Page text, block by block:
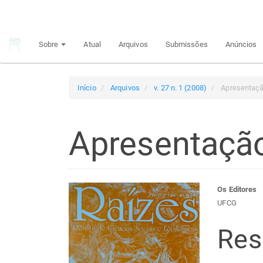
principal
Sobre Atual Arquivos Submissões Anúncios
Início Arquivos v. 27 n. 1 (2008)
Barra
lateral
de
do
Os Editores
UFCG